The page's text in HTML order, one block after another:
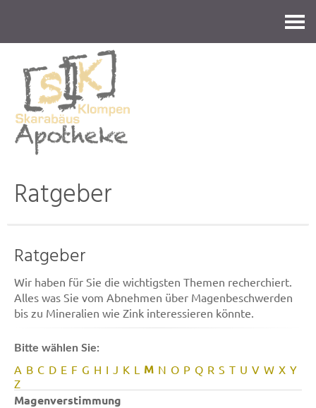
Ratgeber
Ratgeber
Wir haben für Sie die wichtigsten Themen recherchiert.
Alles was Sie vom Abnehmen über Magenbeschwerden
bis zu Mineralien wie Zink interessieren könnte.
Bitte wählen Sie:
A B C D E F G H I J K L M N O P Q R S T U V W X Y
Z
Magenverstimmung